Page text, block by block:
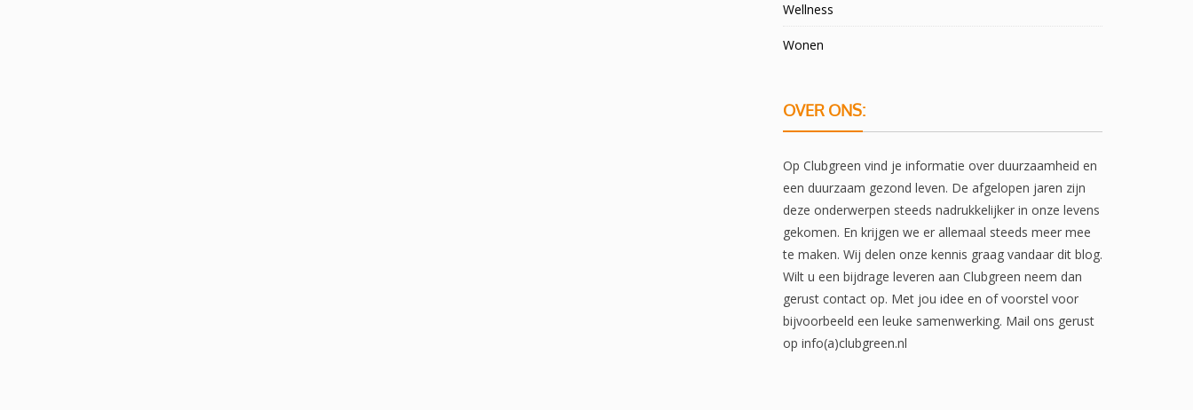
Wellness
Wonen
OVER ONS:
Op Clubgreen vind je informatie over duurzaamheid en
een duurzaam gezond leven. De afgelopen jaren zijn
deze onderwerpen steeds nadrukkelijker in onze levens
gekomen. En krijgen we er allemaal steeds meer mee
te maken. Wij delen onze kennis graag vandaar dit blog.
Wilt u een bijdrage leveren aan Clubgreen neem dan
gerust contact op. Met jou idee en of voorstel voor
bijvoorbeeld een leuke samenwerking. Mail ons gerust
op info(a)clubgreen.nl